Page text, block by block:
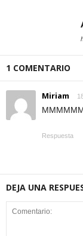
1 COMENTARIO
Miriam
Respuesta
DEJA UNA